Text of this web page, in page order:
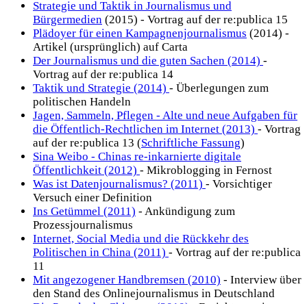
Strategie und Taktik in Journalismus und
Bürgermedien (2015) - Vortrag auf der re:publica 15
Plädoyer für einen Kampagnenjournalismus (2014) -
Artikel (ursprünglich) auf Carta
Der Journalismus und die guten Sachen (2014) -
Vortrag auf der re:publica 14
Taktik und Strategie (2014) - Überlegungen zum
politischen Handeln
Jagen, Sammeln, Pflegen - Alte und neue Aufgaben für
die Öffentlich-Rechtlichen im Internet (2013) - Vortrag
auf der re:publica 13 (Schriftliche Fassung)
Sina Weibo - Chinas re-inkarnierte digitale
Öffentlichkeit (2012) - Mikroblogging in Fernost
Was ist Datenjournalismus? (2011) - Vorsichtiger
Versuch einer Definition
Ins Getümmel (2011) - Ankündigung zum
Prozessjournalismus
Internet, Social Media und die Rückkehr des
Politischen in China (2011) - Vortrag auf der re:publica
11
Mit angezogener Handbremsen (2010) - Interview über
den Stand des Onlinejournalismus in Deutschland